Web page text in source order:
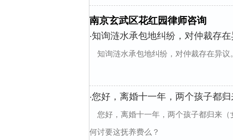
南京玄武区花红园律师咨询
·知询涟水承包地纠纷，对仲裁存在
知询涟水承包地纠纷，对仲裁存在异议
·您好，离婚十一年，两个孩子都
您好，离婚十一年，两个孩子都归来
何讨要这抚养费么？